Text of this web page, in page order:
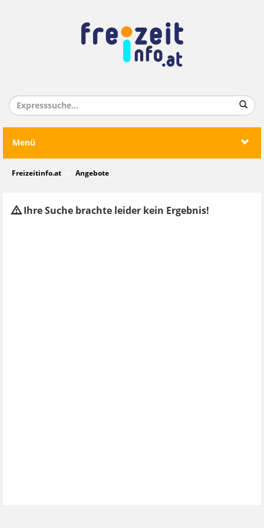
Menü
Freizeitinfo.at Angebote
Ihre Suche brachte leider kein Ergebnis!